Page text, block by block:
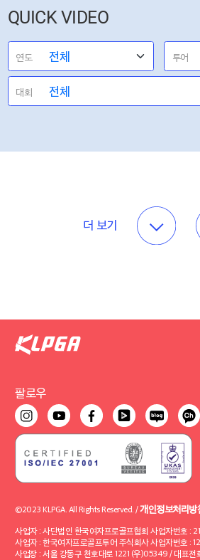
QUICK VIDEO
연도 투어
대회
더 보기
팔로우
©2023 KLPGA. All Rights Reserved. /개인정보처리방
사업자 : 사단법인 한국여자프로골프협회 사업자번호 :
사업자 : 한국여자프로골프투어 주식회사 사업자번호 :
사업장 : 서울 강동구 천호대로 1221 (우)05349 / 대표